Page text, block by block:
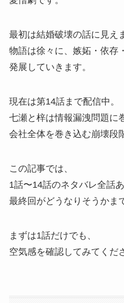
最初は結婚破壊の話に見え
物語は徐々に、嫉妬・依存
発展していきます。
現在は第14話まで配信中。
七瀬と梓は情報漏洩問題に
会社全体を巻き込む崩壊段
この記事では、
1話〜14話のネタバレ全話あ
最終回がどうなりそうかま
まずは1話だけでも、
空気感を確認してみてくだ